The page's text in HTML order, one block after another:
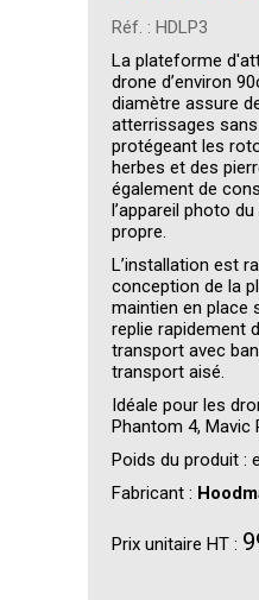
Réf. : HDLP3
La plateforme
drone d’environ
diamètre assure
atterrissages
protégeant les
herbes et des
également de
l’appareil photo
propre.
L’installation est
conception de la
maintien en place
replie rapidement
transport avec
transport aisé.
Idéale pour les
Phantom 4, Mavic
Poids du produit :
Fabricant :
Prix unitaire HT :